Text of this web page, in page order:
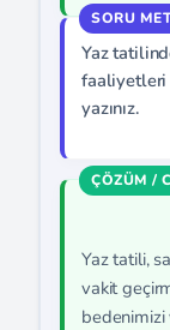
Yaz
faaliyetleri
yazınız.
Yaz tatili,
vakit
bedenimizi